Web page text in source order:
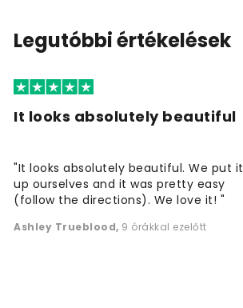
Legutóbbi értékelések
It looks absolutely beautiful
"It looks absolutely beautiful. We put it
up ourselves and it was pretty easy
(follow the directions). We love it! "
Ashley Trueblood, 9 órákkal ezelőtt